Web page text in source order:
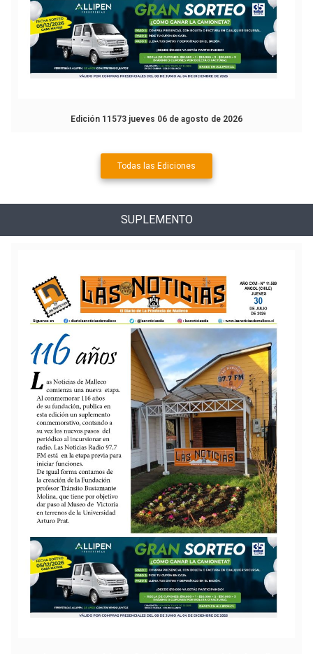
Edición 11573 jueves 06 de agosto de 2026
Todas las Ediciones
SUPLEMENTO